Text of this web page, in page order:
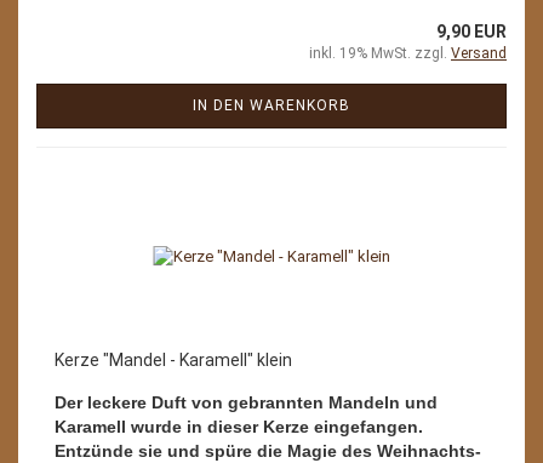
9,90 EUR
inkl. 19% MwSt. zzgl. Versand
IN DEN WARENKORB
Kerze "Mandel - Karamell" klein
Der leckere Duft von gebrannten Mandeln und
Karamell wurde in dieser Kerze eingefangen.
Entzünde sie und spüre die Magie des Weihnachts-